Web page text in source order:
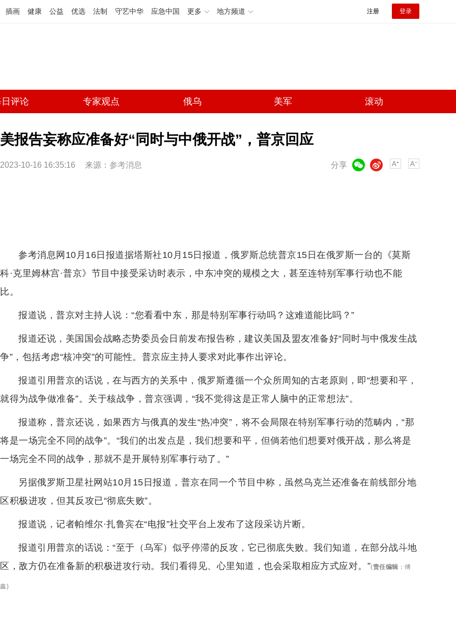
插画 健康 公益 优选 法制 守艺中华 应急中国 更多 地方频道 注册 登录
评论 专家观点 俄乌 美军 滚动
美报告妄称应准备好“同时与中俄开战”，普京回应
2023-10-16 16:35:16 来源： 参考消息 分享
微博
参考消息网10月16日报道据塔斯社10月15日报道，俄罗斯总统普京15日在俄罗斯一台的《莫斯
科·克里姆林宫·普京》节目中接受采访时表示，中东冲突的规模之大，甚至连特别军事行动也不能
比。
报道说，普京对主持人说：“您看看中东，那是特别军事行动吗？这难道能比吗？”
报道还说，美国国会战略态势委员会日前发布报告称，建议美国及盟友准备好“同时与中俄发生战
争”，包括考虑“核冲突”的可能性。普京应主持人要求对此事作出评论。
报道引用普京的话说，在与西方的关系中，俄罗斯遵循一个众所周知的古老原则，即“想要和平，
就得为战争做准备”。关于核战争，普京强调，“我不觉得这是正常人脑中的正常想法”。
报道称，普京还说，如果西方与俄真的发生“热冲突”，将不会局限在特别军事行动的范畴内，“那
将是一场完全不同的战争”。“我们的出发点是，我们想要和平，但倘若他们想要对俄开战，那么将是
一场完全不同的战争，那就不是开展特别军事行动了。”
另据俄罗斯卫星社网站10月15日报道，普京在同一个节目中称，虽然乌克兰还准备在前线部分地
区积极进攻，但其反攻已“彻底失败”。
报道说，记者帕维尔·扎鲁宾在“电报”社交平台上发布了这段采访片断。
报道引用普京的话说：“至于（乌军）似乎停滞的反攻，它已彻底失败。我们知道，在部分战斗地
区，敌方仍在准备新的积极进攻行动。我们看得见、心里知道，也会采取相应方式应对。”(责任编辑 ： 傅
鑫)